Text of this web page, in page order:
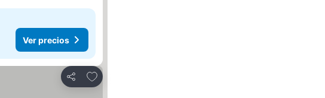
Ver precios
Compartir
Agregar a favoritos